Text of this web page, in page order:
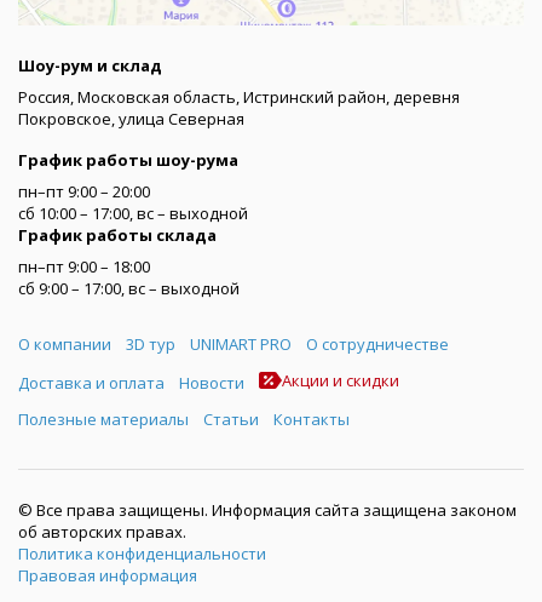
Шоу-рум и склад
Россия, Московская область, Истринский район, деревня
Покровское, улица Северная
График работы шоу-рума
пн–пт 9:00 – 20:00
сб 10:00 – 17:00, вс – выходной
График работы склада
пн–пт 9:00 – 18:00
сб 9:00 – 17:00, вс – выходной
Меню
О компании 3D тур UNIMART PRO
О сотрудничестве
Доставка и оплата
Новости
Акции и скидки
Полезные материалы
Статьи Контакты
© Все права защищены. Информация сайта защищена законом
об авторских правах.
Политика конфиденциальности
Правовая информация